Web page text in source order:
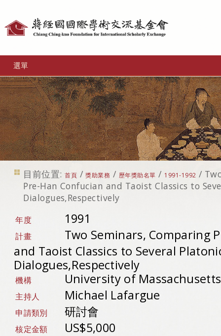
選單
目前位置: 首頁 /獎助業務 / 歷年獎助名單 / 1991-1992 /
Pre-Han Confucian and Taoist Classics to
Dialogues,Respectively
年度 1991
計畫
Two Seminars, Comparing
and Taoist Classics to Several
Dialogues,Respectively
機構 University of
主持人 Michael Lafargue
申請類別 研討會
核定金額 US$5,000